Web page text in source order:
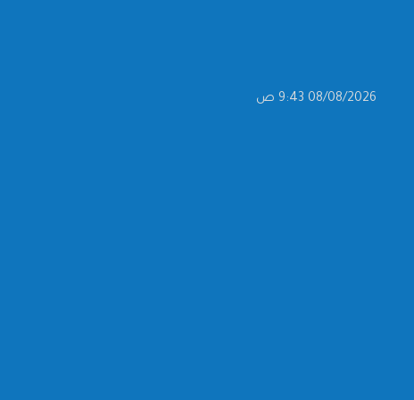
08/08/2026 9:43 ص